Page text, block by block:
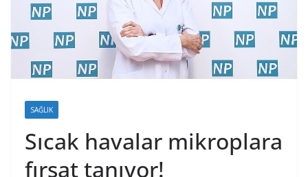
SAĞLIK
Sıcak havalar mikroplara
fırsat tanıyor!